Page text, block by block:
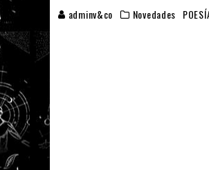
adminv&co Novedades